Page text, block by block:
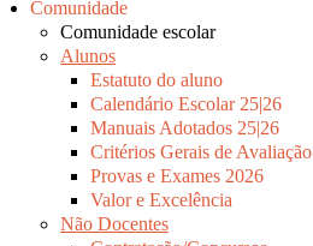
Comunidade
Comunidade escolar
Alunos
Estatuto do aluno
Calendário Escolar 25|26
Manuais Adotados 25|26
Critérios Gerais de Avaliação
Provas e Exames 2026
Valor e Excelência
Não Docentes